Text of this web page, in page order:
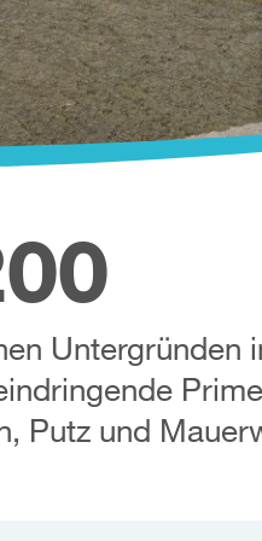
Untergründen
Putz und